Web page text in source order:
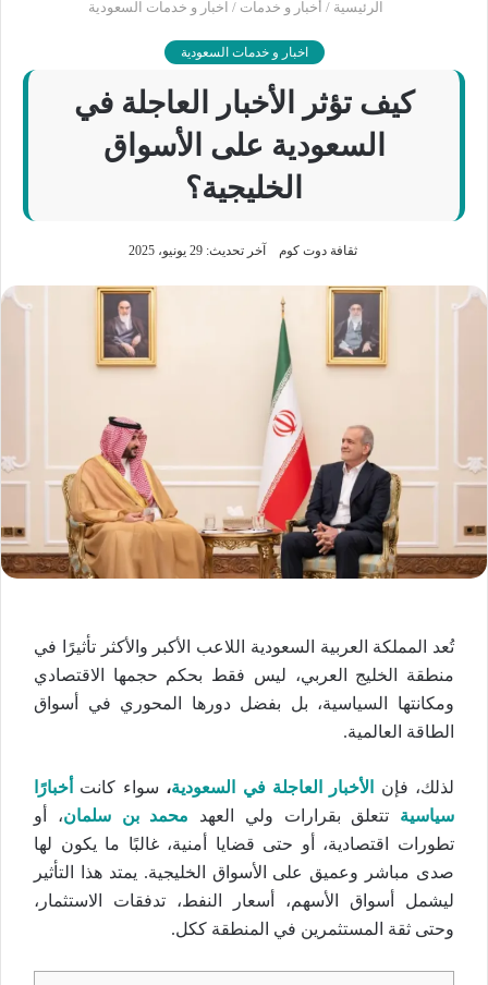
الرئيسية / أخبار و خدمات / اخبار و خدمات السعودية
اخبار و خدمات السعودية
كيف تؤثر الأخبار العاجلة في
السعودية على الأسواق
الخليجية؟
ثقافة دوت كوم آخر تحديث: 29 يونيو، 2025
تُعد المملكة العربية السعودية اللاعب الأكبر والأكثر تأثيرًا في
منطقة الخليج العربي، ليس فقط بحكم حجمها الاقتصادي
ومكانتها السياسية، بل بفضل دورها المحوري في أسواق
الطاقة العالمية.
لذلك، فإن الأخبار العاجلة في السعودية، سواء كانت
أخبارًا
سياسية تتعلق بقرارات ولي العهد محمد بن سلمان، أو
تطورات اقتصادية، أو حتى قضايا أمنية، غالبًا ما يكون لها
صدى مباشر وعميق على الأسواق الخليجية. يمتد هذا التأثير
ليشمل أسواق الأسهم، أسعار النفط، تدفقات الاستثمار،
وحتى ثقة المستثمرين في المنطقة ككل.